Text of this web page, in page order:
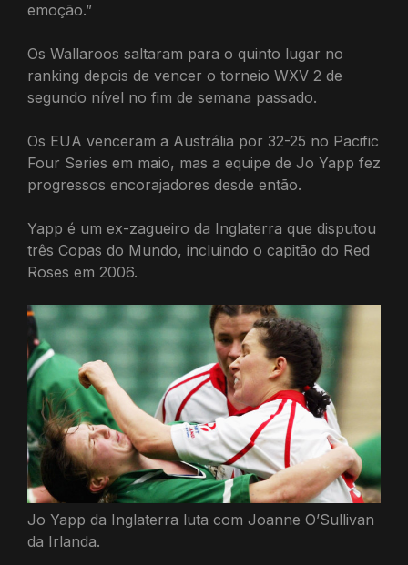
emoção.”
Os Wallaroos saltaram para o quinto lugar no
ranking depois de vencer o torneio WXV 2 de
segundo nível no fim de semana passado.
Os EUA venceram a Austrália por 32-25 no Pacific
Four Series em maio, mas a equipe de Jo Yapp fez
progressos encorajadores desde então.
Yapp é um ex-zagueiro da Inglaterra que disputou
três Copas do Mundo, incluindo o capitão do Red
Roses em 2006.
Jo Yapp da Inglaterra luta com Joanne O’Sullivan
da Irlanda.